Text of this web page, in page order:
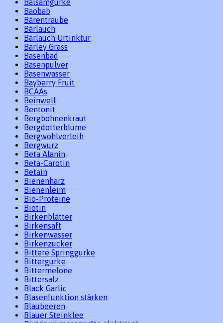
Balsamgurke
Baobab
Bärentraube
Bärlauch
Bärlauch Urtinktur
Barley Grass
Basenbad
Basenpulver
Basenwasser
Bayberry Fruit
BCAAs
Beinwell
Bentonit
Bergbohnenkraut
Bergdotterblume
Bergwohlverleih
Bergwurz
Beta Alanin
Beta-Carotin
Betain
Bienenharz
Bienenleim
Bio-Proteine
Biotin
Birkenblätter
Birkensaft
Birkenwasser
Birkenzucker
Bittere Springgurke
Bittergurke
Bittermelone
Bittersalz
Black Garlic
Blasenfunktion stärken
Blaubeeren
Blauer Steinklee